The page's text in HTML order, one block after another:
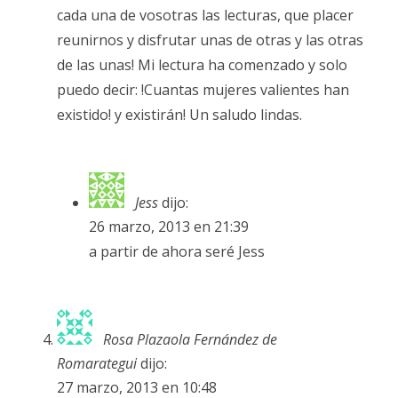
cada una de vosotras las lecturas, que placer
reunirnos y disfrutar unas de otras y las otras
de las unas! Mi lectura ha comenzado y solo
puedo decir: !Cuantas mujeres valientes han
existido! y existirán! Un saludo lindas.
Jessdijo:
26 marzo, 2013 en 21:39
a partir de ahora seré Jess
Rosa Plazaola Fernández de
Romarateguidijo:
27 marzo, 2013 en 10:48